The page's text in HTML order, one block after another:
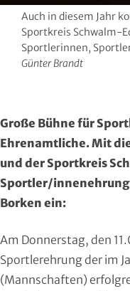
Auch in diesem Jahr
Sportkreis Schwalm-
Sportlerinnen,
Günter Brandt
Große Bühne für
Ehrenamtliche. Mit
und der Sportkreis
Sportler/innenehrung
Borken ein:
Am Donnerstag, den
Sportlerehrung der im
(Mannschaften)
Main-Taunus
Marburg-Biedenkopf
Offenbach
Region Kassel
Rheingau-Taunus
Schwalm-Eder
Vogelsberg
Boxen
Cheerleading und
DAV
Eishockey
Eissport
Fechten
Special Olympics
Sportklinik Frankfurt